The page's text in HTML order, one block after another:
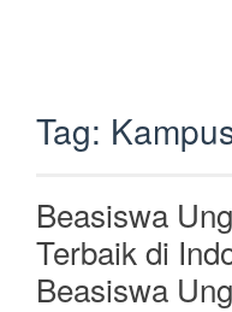
Tag:
Beasiswa
Terbaik di
Beasiswa